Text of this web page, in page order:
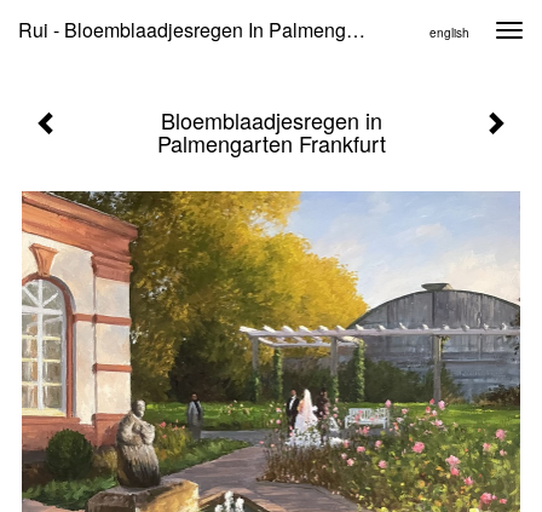
Rui - Bloemblaadjesregen In Palmengarten Frankfurt english
Bloemblaadjesregen in
Palmengarten Frankfurt